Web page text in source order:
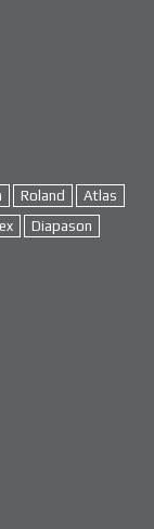
Roland
Atlas
Diapason